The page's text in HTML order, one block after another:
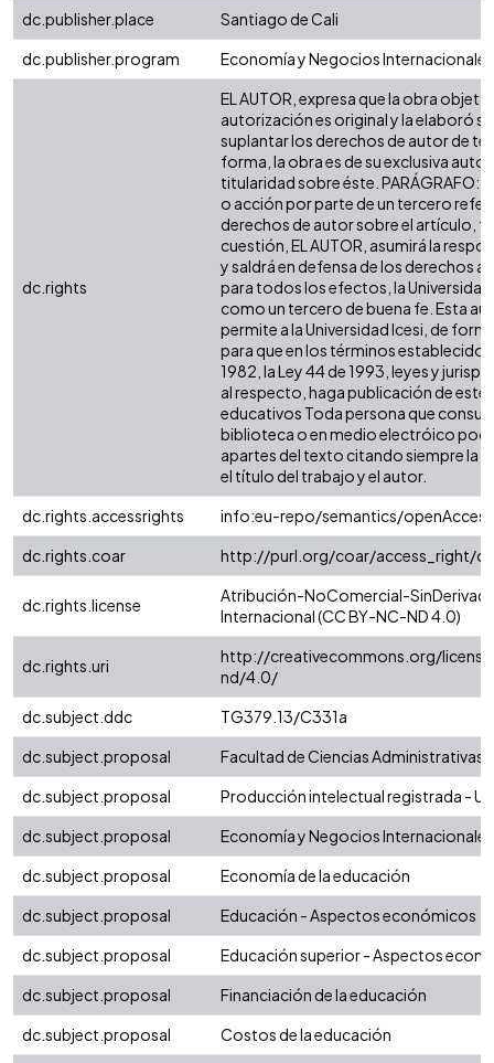
dc.publisher.place
Santiago de Cali
dc.publisher.program
Economía y Negocios Internacionales
dc.rights
EL AUTOR, expresa que la obra
autorización es original y la elaboró
suplantar los derechos de autor de
forma, la obra es de su exclusiva
titularidad sobre éste. PARÁGRAFO:
o acción por parte de un tercero
derechos de autor sobre el artículo,
cuestión, EL AUTOR, asumirá la
y saldrá en defensa de los derechos
para todos los efectos, la Universidad
como un tercero de buena fe. Esta
permite a la Universidad Icesi, de
para que en los términos establecidos
1982, la Ley 44 de 1993, leyes y
al respecto, haga publicación de este
educativos Toda persona que
biblioteca o en medio electróico
apartes del texto citando siempre la
el título del trabajo y el autor.
dc.rights.accessrights
info:eu-repo/semantics/openAccess
dc.rights.coar
http://purl.org/coar/access_right/
dc.rights.license
Atribución-NoComercial-
Internacional (CC BY-NC-ND 4.0)
dc.rights.uri
http://creativecommons.org/
nd/4.0/
dc.subject.ddc
TG379.13/C331a
dc.subject.proposal
Facultad de Ciencias Administrativas
dc.subject.proposal
Producción intelectual registrada -
dc.subject.proposal
Economía y Negocios Internacionales
dc.subject.proposal
Economía de la educación
dc.subject.proposal
Educación - Aspectos económicos
dc.subject.proposal
Educación superior - Aspectos
dc.subject.proposal
Financiación de la educación
dc.subject.proposal
Costos de la educación